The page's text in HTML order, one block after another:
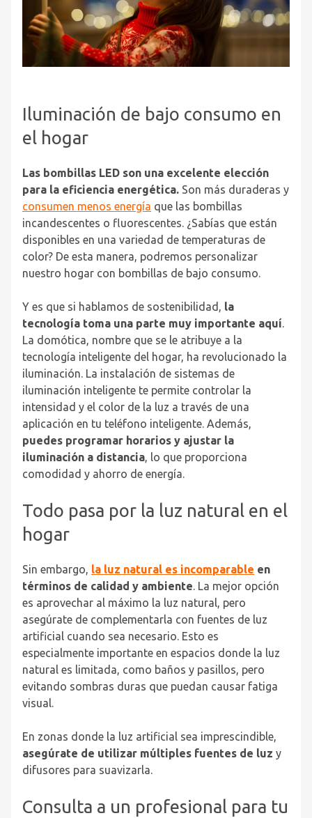
Iluminación de bajo consumo en
el hogar
Las bombillas LED son una excelente elección
para la eficiencia energética. Son más duraderas y
consumen menos energía que las bombillas
incandescentes o fluorescentes. ¿Sabías que están
disponibles en una variedad de temperaturas de
color? De esta manera, podremos personalizar
nuestro hogar con bombillas de bajo consumo.
Y es que si hablamos de sostenibilidad, la
tecnología toma una parte muy importante aquí.
La domótica, nombre que se le atribuye a la
tecnología inteligente del hogar, ha revolucionado la
iluminación. La instalación de sistemas de
iluminación inteligente te permite controlar la
intensidad y el color de la luz a través de una
aplicación en tu teléfono inteligente. Además,
puedes programar horarios y ajustar la
iluminación a distancia, lo que proporciona
comodidad y ahorro de energía.
Todo pasa por la luz natural en el
hogar
Sin embargo, la luz natural es incomparable en
términos de calidad y ambiente. La mejor opción
es aprovechar al máximo la luz natural, pero
asegúrate de complementarla con fuentes de luz
artificial cuando sea necesario. Esto es
especialmente importante en espacios donde la luz
natural es limitada, como baños y pasillos, pero
evitando sombras duras que puedan causar fatiga
visual.
En zonas donde la luz artificial sea imprescindible,
asegúrate de utilizar múltiples fuentes de luz y
difusores para suavizarla.
Consulta a un profesional para tu